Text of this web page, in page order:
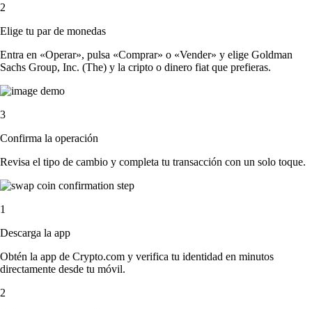
2
Elige tu par de monedas
Entra en «Operar», pulsa «Comprar» o «Vender» y elige Goldman
Sachs Group, Inc. (The) y la cripto o dinero fiat que prefieras.
3
Confirma la operación
Revisa el tipo de cambio y completa tu transacción con un solo toque.
1
Descarga la app
Obtén la app de Crypto.com y verifica tu identidad en minutos
directamente desde tu móvil.
2